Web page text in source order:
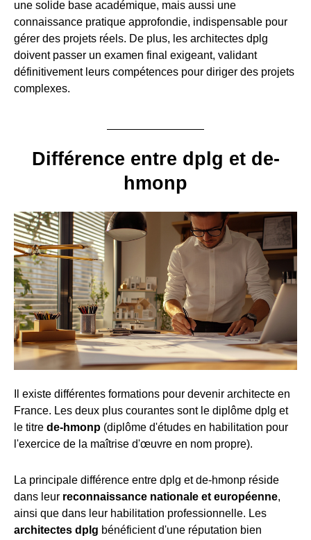
une solide base académique, mais aussi une
connaissance pratique approfondie, indispensable pour
gérer des projets réels. De plus, les architectes dplg
doivent passer un examen final exigeant, validant
définitivement leurs compétences pour diriger des projets
complexes.
Différence entre dplg et de-
hmonp
Il existe différentes formations pour devenir architecte en
France. Les deux plus courantes sont le diplôme dplg et
le titre de-hmonp (diplôme d'études en habilitation pour
l'exercice de la maîtrise d'œuvre en nom propre).
La principale différence entre dplg et de-hmonp réside
dans leur reconnaissance nationale et européenne,
ainsi que dans leur habilitation professionnelle. Les
architectes dplg bénéficient d'une réputation bien